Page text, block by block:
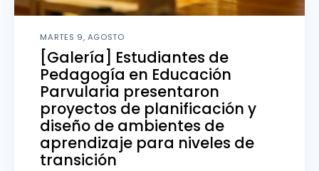
MARTES 9, AGOSTO
[Galería] Estudiantes de
Pedagogía en Educación
Parvularia presentaron
proyectos de planificación y
diseño de ambientes de
aprendizaje para niveles de
transición